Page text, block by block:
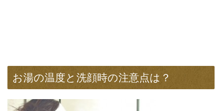
お湯の温度と洗顔時の注意点は？